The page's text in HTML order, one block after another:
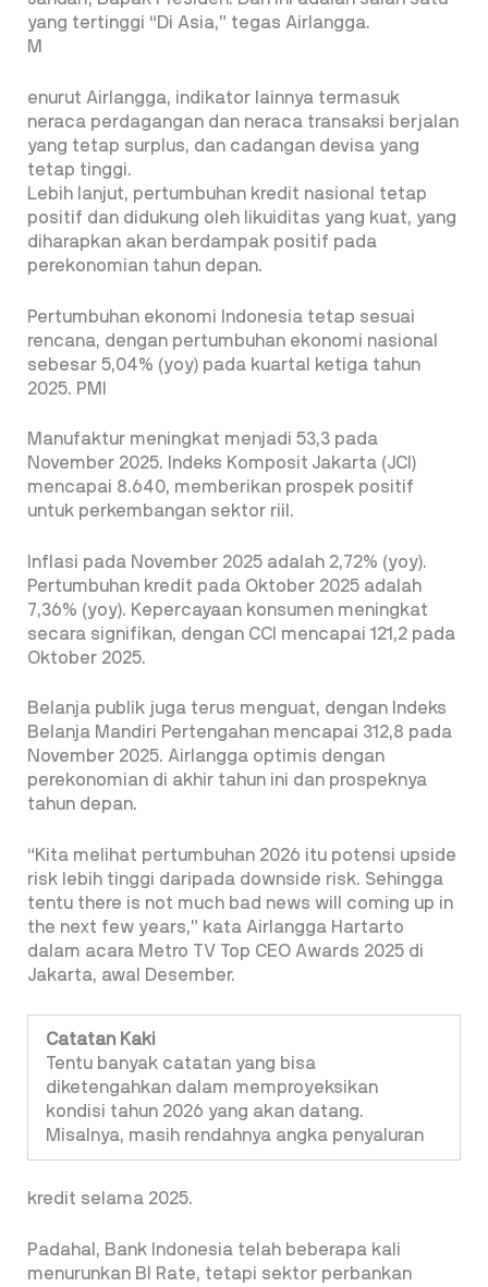
yang tertinggi “Di Asia,” tegas Airlangga.
M
enurut Airlangga, indikator lainnya termasuk
neraca perdagangan dan neraca transaksi berjalan
yang tetap surplus, dan cadangan devisa yang
tetap tinggi.
Lebih lanjut, pertumbuhan kredit nasional tetap
positif dan didukung oleh likuiditas yang kuat, yang
diharapkan akan berdampak positif pada
perekonomian tahun depan.
Pertumbuhan ekonomi Indonesia tetap sesuai
rencana, dengan pertumbuhan ekonomi nasional
sebesar 5,04% (yoy) pada kuartal ketiga tahun
2025. PMI
Manufaktur meningkat menjadi 53,3 pada
November 2025. Indeks Komposit Jakarta (JCI)
mencapai 8.640, memberikan prospek positif
untuk perkembangan sektor riil.
Inflasi pada November 2025 adalah 2,72% (yoy).
Pertumbuhan kredit pada Oktober 2025 adalah
7,36% (yoy). Kepercayaan konsumen meningkat
secara signifikan, dengan CCI mencapai 121,2 pada
Oktober 2025.
Belanja publik juga terus menguat, dengan Indeks
Belanja Mandiri Pertengahan mencapai 312,8 pada
November 2025. Airlangga optimis dengan
perekonomian di akhir tahun ini dan prospeknya
tahun depan.
“Kita melihat pertumbuhan 2026 itu potensi upside
risk lebih tinggi daripada downside risk. Sehingga
tentu there is not much bad news will coming up in
the next few years,” kata Airlangga Hartarto
dalam acara Metro TV Top CEO Awards 2025 di
Jakarta, awal Desember.
Catatan Kaki
Tentu banyak catatan yang bisa
diketengahkan dalam memproyeksikan
kondisi tahun 2026 yang akan datang.
Misalnya, masih rendahnya angka penyaluran
kredit selama 2025.
Padahal, Bank Indonesia telah beberapa kali
menurunkan BI Rate, tetapi sektor perbankan